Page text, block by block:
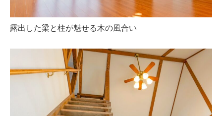
露出した梁と柱が魅せる木の風合い